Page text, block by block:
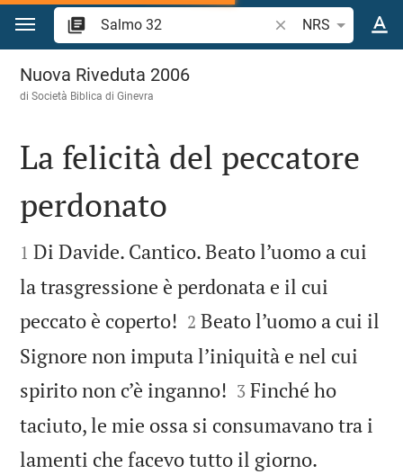
Vai al contenuto
Ricerca verso
NRS
Salmo 32
Nuova Riveduta 2006
di Società Biblica di Ginevra

La felicità del peccatore
perdonato

1 Di Davide. Cantico. Beato l’uomo a cui
la trasgressione è perdonata e il cui
peccato è coperto! 

2 Beato l’uomo a cui il
Signore non imputa l’iniquità e nel cui
spirito non c’è inganno! 

3 Finché ho
taciuto, le mie ossa si consumavano tra i
lamenti che facevo tutto il giorno.